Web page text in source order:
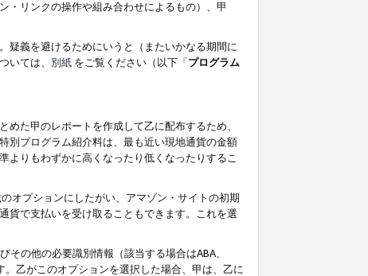
・リンクの操作や組み合わせによるもの）、甲
疑義を避けるためにいうと（またいかなる期間に
いては、 別紙 をご覧ください（以下「プログラム
た甲のレポートを作成して乙に配布するため、
別プログラム紹介料は、最も近い現地通貨の金額
よりもわずかに高くなったり低くなったりするこ
オプションにしたがい、アマゾン・サイトの初期
貨で支払いを受け取ることもできます。これを選
の他の必要識別情報（該当する場合はABA、
乙がこのオプションを選択した場合、甲は、乙に